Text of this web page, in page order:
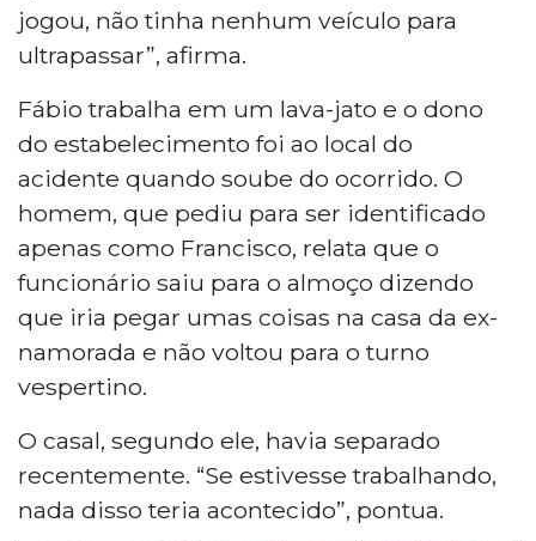
jogou, não tinha nenhum veículo para
ultrapassar”, afirma.
Fábio trabalha em um lava-jato e o dono
do estabelecimento foi ao local do
acidente quando soube do ocorrido. O
homem, que pediu para ser identificado
apenas como Francisco, relata que o
funcionário saiu para o almoço dizendo
que iria pegar umas coisas na casa da ex-
namorada e não voltou para o turno
vespertino.
O casal, segundo ele, havia separado
recentemente. “Se estivesse trabalhando,
nada disso teria acontecido”, pontua.